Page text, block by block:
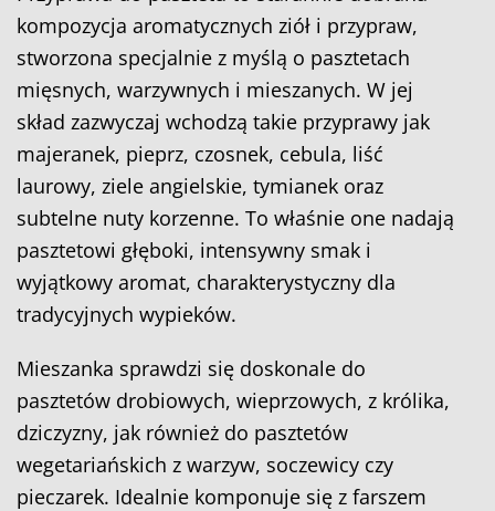
kompozycja aromatycznych ziół i przypraw,
stworzona specjalnie z myślą o pasztetach
mięsnych, warzywnych i mieszanych. W jej
skład zazwyczaj wchodzą takie przyprawy jak
majeranek, pieprz, czosnek, cebula, liść
laurowy, ziele angielskie, tymianek oraz
subtelne nuty korzenne. To właśnie one nadają
pasztetowi głęboki, intensywny smak i
wyjątkowy aromat, charakterystyczny dla
tradycyjnych wypieków.
Mieszanka sprawdzi się doskonale do
pasztetów drobiowych, wieprzowych, z królika,
dziczyzny, jak również do pasztetów
wegetariańskich z warzyw, soczewicy czy
pieczarek. Idealnie komponuje się z farszem